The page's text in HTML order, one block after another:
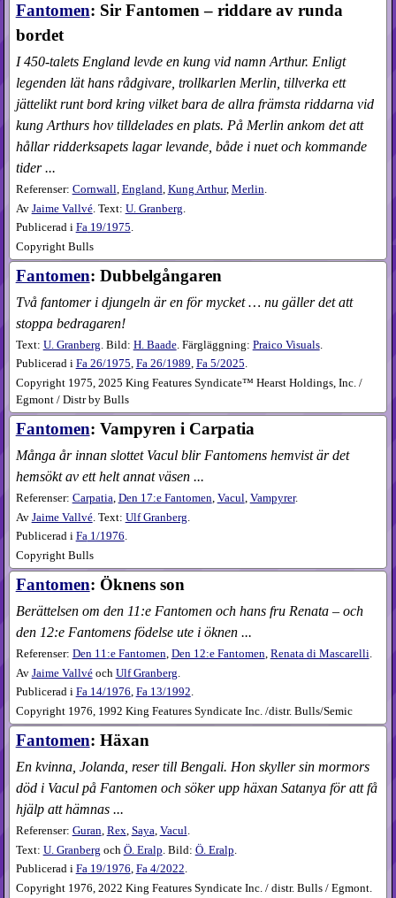
Fantomen: Sir Fantomen – riddare av runda
bordet
I 450-talets England levde en kung vid namn Arthur. Enligt
legenden lät hans rådgivare, trollkarlen Merlin, tillverka ett
jättelikt runt bord kring vilket bara de allra främsta riddarna vid
kung Arthurs hov tilldelades en plats. På Merlin ankom det att
hållar ridderksapets lagar levande, både i nuet och kommande
tider ...
Referenser: Cornwall, England, Kung Arthur, Merlin.
Av Jaime Vallvé. Text: U. Granberg
Publicerad i Fa19​/1975.
Copyright Bulls
Fantomen: Dubbelgångaren
Två fantomer i djungeln är en för mycket … nu gäller det att
stoppa bedragaren!
Text: U. Granberg. Bild: H. Baade. Färgläggning: Praico Visuals.
Publicerad i Fa26​/1975, Fa26​/1989, Fa5​/2025.
Copyright 1975, 2025 King Features Syndicate™ Hearst Holdings, Inc. /
Egmont / Distr by Bulls
Fantomen: Vampyren i Carpatia
Många år innan slottet Vacul blir Fantomens hemvist är det
hemsökt av ett helt annat väsen ...
Referenser: Carpatia, Den 17:e Fantomen, Vacul, Vampyrer.
Av Jaime Vallvé. Text: Ulf Granberg
Publicerad i Fa1​/1976.
Copyright Bulls
Fantomen: Öknens son
Berättelsen om den 11:e Fantomen och hans fru Renata – och
den 12:e Fantomens födelse ute i öknen ...
Referenser: Den 11:e Fantomen, Den 12:e Fantomen, Renata di Mascarelli.
Av Jaime Vallvéoch Ulf Granberg
Publicerad i Fa14​/1976, Fa13​/1992.
Copyright 1976, 1992 King Features Syndicate Inc. /distr. Bulls/Semic
Fantomen: Häxan
En kvinna, Jolanda, reser till Bengali. Hon skyller sin mormors
död i Vacul på Fantomen och söker upp häxan Satanya för att få
hjälp att hämnas ...
Referenser: Guran, Rex, Saya, Vacul.
Text: U. Granberg och Ö. Eralp . Bild: Ö. Eralp
Publicerad i Fa19​/1976, Fa4​/2022.
Copyright 1976, 2022 King Features Syndicate Inc. / distr. Bulls / Egmont.